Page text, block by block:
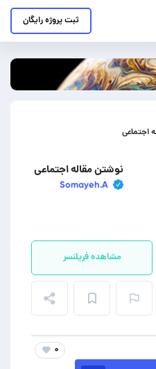
ثبت پروژه رایگان
اجتماعی
نوشتن مقاله اجتماعی
مشاهده فریلنسر
۰